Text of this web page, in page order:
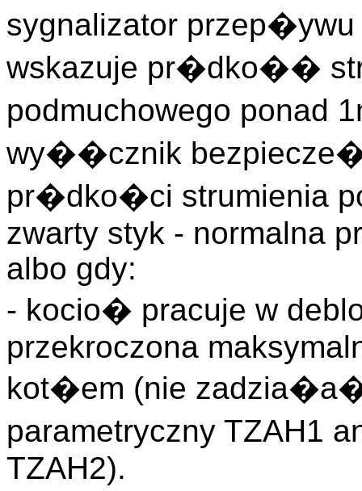
sygnalizator przep�ywu
wskazuje pr�dko��
podmuchowego ponad
wy��cznik
pr�dko�ci strumienia
zwarty styk - normalna
albo gdy:
- kocio� pracuje w
przekroczona
kot�em (nie
parametryczny TZAH1
TZAH2).